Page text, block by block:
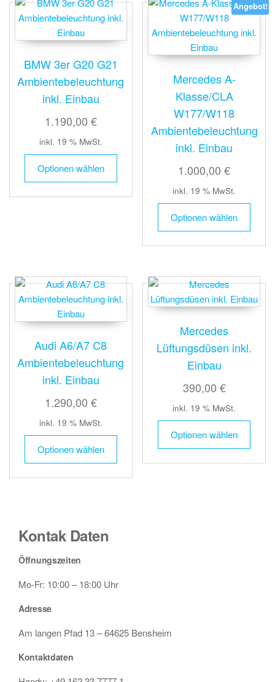
BMW 3er G20 G21
Ambientebeleuchtung
inkl. Einbau
1.190,00 €
inkl. 19 % MwSt.
Optionen wählen
Angebot!
Mercedes A-
Klasse/CLA
W177/W118
Ambientebeleuchtung
inkl. Einbau
1.000,00 €
inkl. 19 % MwSt.
Optionen wählen
Audi A6/A7 C8
Ambientebeleuchtung
inkl. Einbau
1.290,00 €
inkl. 19 % MwSt.
Optionen wählen
Mercedes
Lüftungsdüsen inkl.
Einbau
390,00 €
inkl. 19 % MwSt.
Optionen wählen
Kontak Daten
Öffnungszeiten
Mo-Fr: 10:00 – 18:00 Uhr
Adresse
Am langen Pfad 13 – 64625 Bensheim
Kontaktdaten